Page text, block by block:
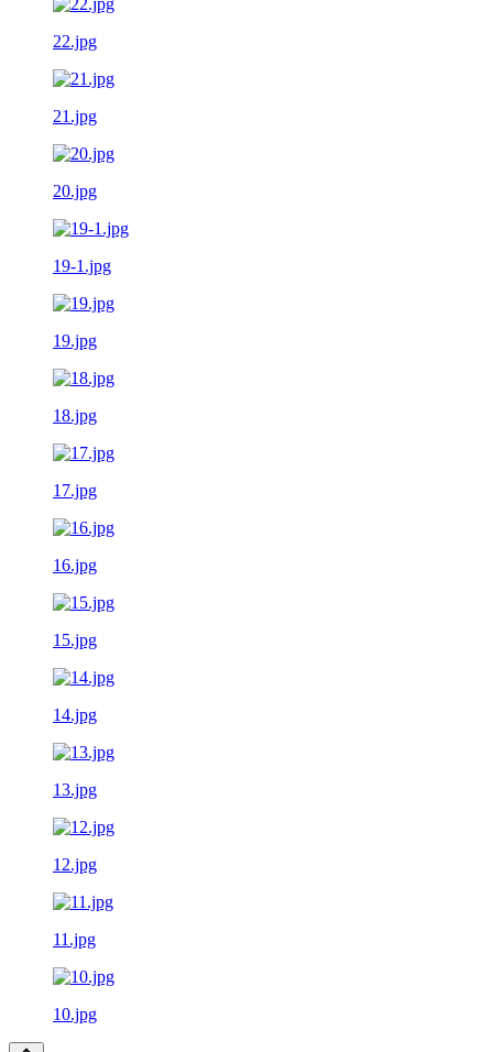
22.jpg
21.jpg
20.jpg
19-1.jpg
19.jpg
18.jpg
17.jpg
16.jpg
15.jpg
14.jpg
13.jpg
12.jpg
11.jpg
10.jpg